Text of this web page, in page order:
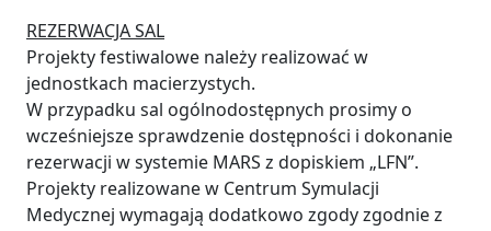
REZERWACJA SAL
Projekty festiwalowe należy realizować w
jednostkach macierzystych.
W przypadku sal ogólnodostępnych prosimy o
wcześniejsze sprawdzenie dostępności i dokonanie
rezerwacji w systemie MARS z dopiskiem „LFN”.
Projekty realizowane w Centrum Symulacji
Medycznej wymagają dodatkowo zgody zgodnie z